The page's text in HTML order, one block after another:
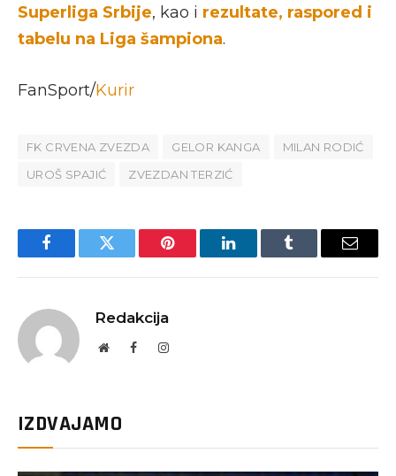
Superliga Srbije, kao i rezultate, raspored i
tabelu na Liga šampiona.
FanSport/Kurir
FK CRVENA ZVEZDA GELOR KANGA
MILAN RODIĆ
UROŠ SPAJIĆ
ZVEZDAN TERZIĆ
FacebookTwitter Pinterest LinkedInTumblr Email
Redakcija
WebsiteFacebookInstagram
IZDVAJAMO